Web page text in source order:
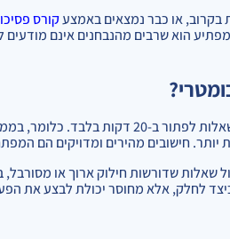
או כבר נמצאים באמצעקורס
הוא שרבים מהנבחנים אינם מודעים
בחלק הכמותי של הפסיכומטרי, יש לכם כ-
חישובים מהירים ומדויקים הם
שדורשות חילוק ארוך או מסורבל,
לחלק, אלא מחוסר יכולת לבצע את